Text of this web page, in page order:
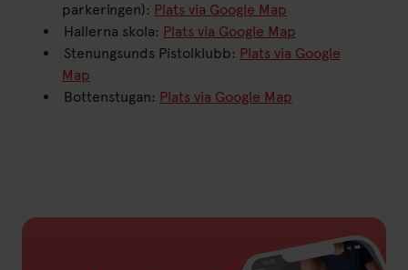
parkeringen): Plats via Google Map
Hallerna skola: Plats via Google Map
Stenungsunds Pistolklubb: Plats via Google
Map
Bottenstugan: Plats via Google Map